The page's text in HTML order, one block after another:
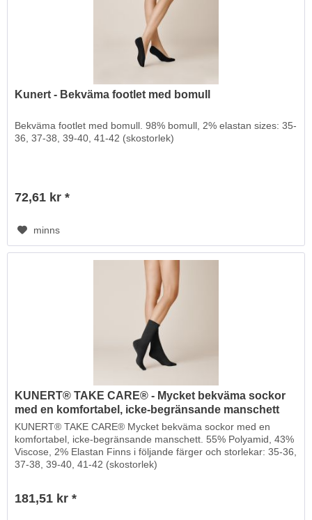
Kunert - Bekväma footlet med bomull
Bekväma footlet med bomull. 98% bomull, 2% elastan sizes: 35-
36, 37-38, 39-40, 41-42 (skostorlek)
72,61 kr *
minns
KUNERT® TAKE CARE® - Mycket bekväma sockor
med en komfortabel, icke-begränsande manschett
KUNERT® TAKE CARE® Mycket bekväma sockor med en
komfortabel, icke-begränsande manschett. 55% Polyamid, 43%
Viscose, 2% Elastan Finns i följande färger och storlekar: 35-36,
37-38, 39-40, 41-42 (skostorlek)
181,51 kr *